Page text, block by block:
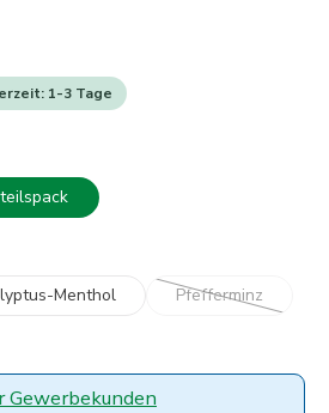
von 5 von 5 Sternen
1-3 Tage
Menthol Pfefferminz
(Diese Option